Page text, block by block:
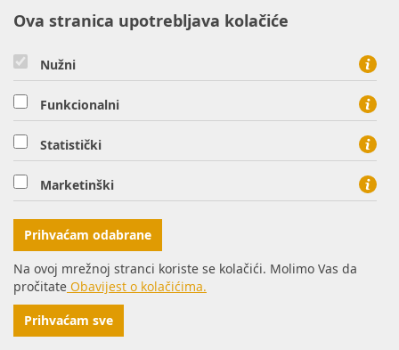
04.06.2025. Neplanirani radovi na plinskoj mreži -
Habjanovci
05.06.2025. Planirani radovi na plinskoj mreži - Daruvar
05.06.2025. Planirani radovi na plinskoj mreži - Virovitica
05.06.2025. Planirani radovi na plinskoj mreži - Virovitica
05.06.2025. Neplanirani radovi na plinskoj mreži -
Virovitica
Ova stranica upotrebljava kolačiće
Nužni
Funkcionalni
Statistički
Marketinški
Prihvaćam odabrane
Na ovoj mrežnoj stranci koriste se kolačići. Molimo Vas da
pročitate Obavijest o kolačićima.
Prihvaćam sve